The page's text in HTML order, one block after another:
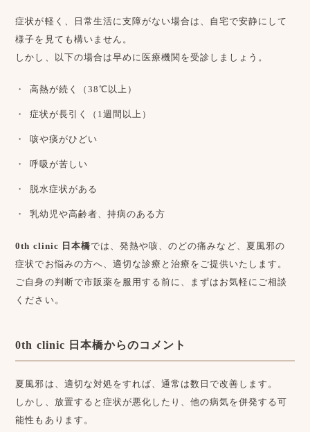
症状が軽く、日常生活に支障がない場合は、自宅で安静にして
様子を見ても構いません。
しかし、以下の場合は早めに医療機関を受診しましょう。
高熱が続く（38℃以上）
症状が長引く（1週間以上）
咳や痰がひどい
呼吸が苦しい
脱水症状がある
乳幼児や高齢者、持病のある方
0th clinic 日本橋では、発熱や咳、のどの痛みなど、夏風邪の
症状でお悩みの方へ、適切な診療と治療をご提供いたします。
ご自身の判断で市販薬を服用する前に、まずはお気軽にご相談
ください。
0th clinic 日本橋からのコメント
夏風邪は、適切な対処をすれば、通常は数日で改善します。
しかし、放置すると症状が悪化したり、他の病気を併発する可
能性もあります。